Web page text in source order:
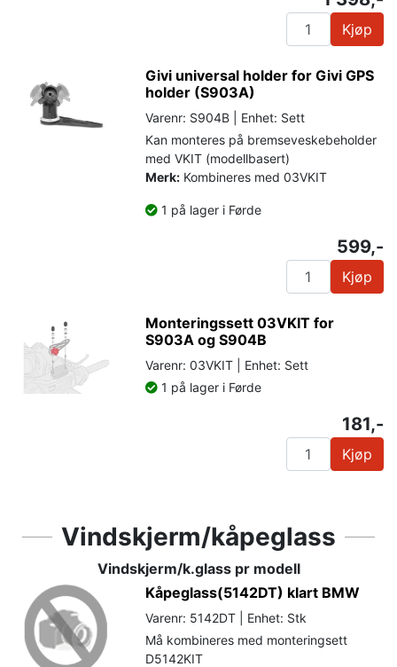
Kjøp
Givi universal holder for Givi GPS
holder (S903A)
Varenr: S904B | Enhet: Sett
Kan monteres på bremseveskebeholder
med VKIT (modellbasert)
Merk: Kombineres med 03VKIT
1 på lager i Førde
599,-
Kjøp
Monteringssett 03VKIT for
S903A og S904B
Varenr: 03VKIT | Enhet: Sett
1 på lager i Førde
181,-
Kjøp
Vindskjerm/kåpeglass
Vindskjerm/k.glass pr modell
Kåpeglass(5142DT) klart BMW
Varenr: 5142DT | Enhet: Stk
Må kombineres med monteringsett
D5142KIT